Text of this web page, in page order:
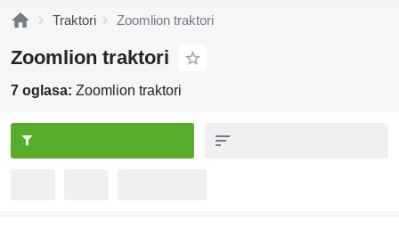
Traktori Zoomlion traktori
Zoomlion traktori
7 oglasa: Zoomlion traktori